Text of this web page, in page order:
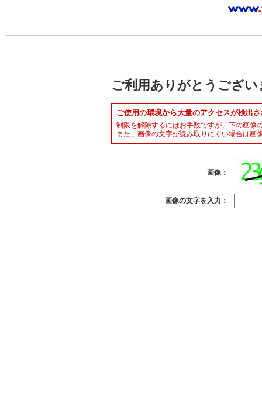
ご利用ありがとうござい
ご使用の環境から大量のアクセスが検出
制限を解除するにはお手数ですが、下の画像
また、画像の文字が読み取りにくい場合は画
画像：
画像の文字を入力：